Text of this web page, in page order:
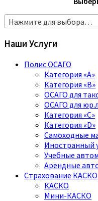
Нажмите для выбора…
Наши Услуги
Полис ОСАГО
Категория «A»
Категория «B»
ОСАГО для
ОСАГО для
Категория «C»
Категория «D»
Самоходные
Иностранный
Учебные
Арендные
Страхование КАСКО
КАСКО
Мини-КАСКО